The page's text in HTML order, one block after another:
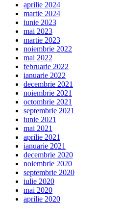
aprilie 2024
martie 2024
iunie 2023
mai 2023
martie 2023
noiembrie 2022
mai 2022
februarie 2022
ianuarie 2022
decembrie 2021
noiembrie 2021
octombrie 2021
septembrie 2021
iunie 2021
mai 2021
aprilie 2021
ianuarie 2021
decembrie 2020
noiembrie 2020
septembrie 2020
iulie 2020
mai 2020
aprilie 2020